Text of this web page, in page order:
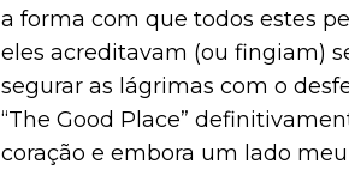
a forma com que todos estes
eles acreditavam (ou fingiam)
segurar as lágrimas com o
“The Good Place”
coração e embora um lado